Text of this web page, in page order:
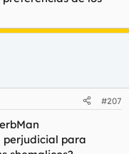
#207
perjudicial para